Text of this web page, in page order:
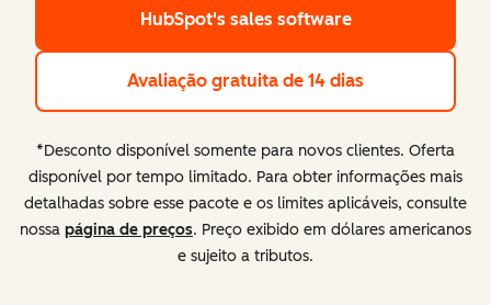
HubSpot's sales software
Avaliação gratuita de 14 dias
*Desconto disponível somente para novos clientes. Oferta
disponível por tempo limitado. Para obter informações mais
detalhadas sobre esse pacote e os limites aplicáveis, consulte
nossa página de preços. Preço exibido em dólares americanos
e sujeito a tributos.